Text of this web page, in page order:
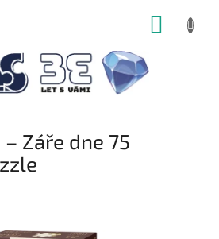
Záře dne 75